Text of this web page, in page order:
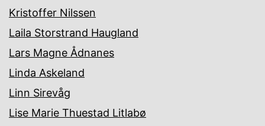
Kristoffer Nilssen
Laila Storstrand Haugland
Lars Magne Ådnanes
Linda Askeland
Linn Sirevåg
Lise Marie Thuestad Litlabø